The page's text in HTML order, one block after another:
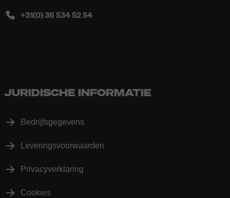
+31(0) 36 534 52 54
JURIDISCHE INFORMATIE
Bedrijfsgegevens
Leveringsvoorwaarden
Privacyverklaring
Cookies